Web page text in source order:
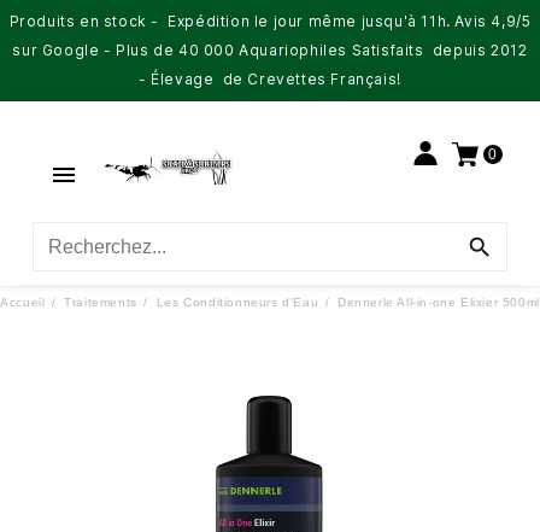
Produits en stock - Expédition le jour même jusqu'à 11h. Avis 4,9/5
sur Google - Plus de 40 000 Aquariophiles Satisfaits depuis 2012
- Élevage de Crevettes Français!

0

Accueil Traitements Les Conditionneurs d'Eau Dennerle All-in-one Elixier 500ml